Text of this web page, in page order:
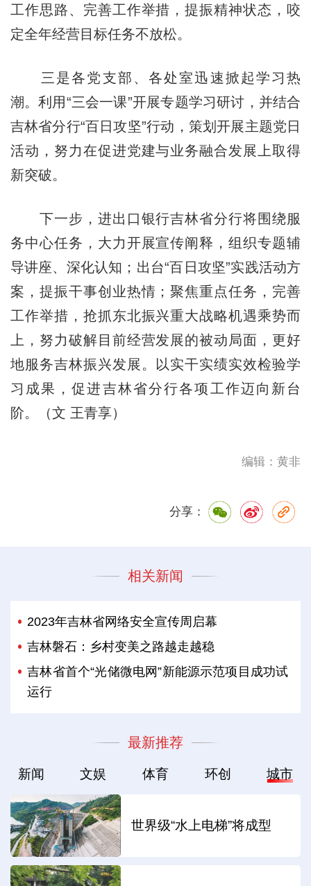
工作思路、完善工作举措，提振精神状态，咬
定全年经营目标任务不放松。
三是各党支部、各处室迅速掀起学习热
潮。利用“三会一课”开展专题学习研讨，并结合
吉林省分行“百日攻坚”行动，策划开展主题党日
活动，努力在促进党建与业务融合发展上取得
新突破。
下一步，进出口银行吉林省分行将围绕服
务中心任务，大力开展宣传阐释，组织专题辅
导讲座、深化认知；出台“百日攻坚”实践活动方
案，提振干事创业热情；聚焦重点任务，完善
工作举措，抢抓东北振兴重大战略机遇乘势而
上，努力破解目前经营发展的被动局面，更好
地服务吉林振兴发展。以实干实绩实效检验学
习成果，促进吉林省分行各项工作迈向新台
阶。（文 王青享）
编辑：黄非
分享：
相关新闻
2023年吉林省网络安全宣传周启幕
吉林磐石：乡村变美之路越走越稳
吉林省首个“光储微电网”新能源示范项目成功试
运行
最新推荐
新闻 文娱 体育 环创 城市
世界级“水上电梯”将成型